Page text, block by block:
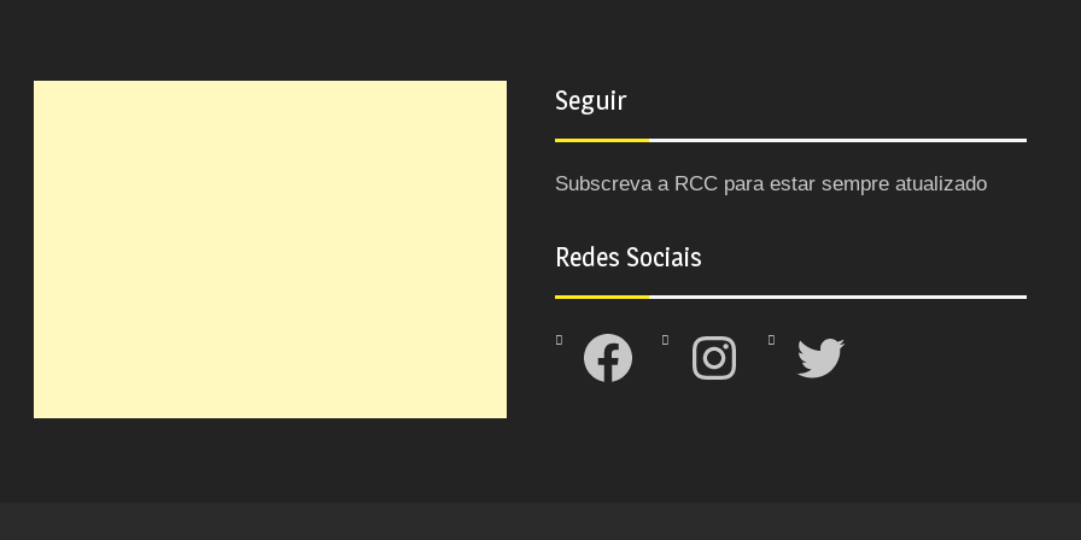
Seguir
Subscreva a RCC para estar sempre atualizado
Redes Sociais
Facebook Instagram Twitter